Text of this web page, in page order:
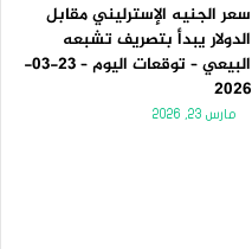
سعر الجنيه الإسترليني مقابل
الدولار يبدأ بتصريف تشبعه
البيعي – توقعات اليوم – 23-03-
2026
مارس 23, 2026